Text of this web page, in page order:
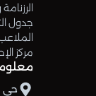
الرزنامة
جدول
مركز